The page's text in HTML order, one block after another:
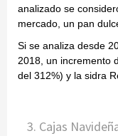
analizado se
mercado, un pan
Si se analiza desde
2018, un incremento
del 312%) y la sidra
Cajas